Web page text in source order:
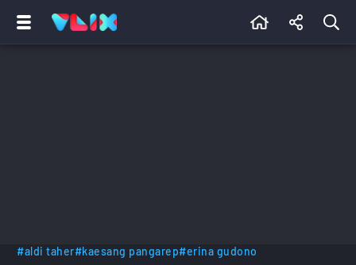
#aldi taher#kaesang pangarep#erina gudono